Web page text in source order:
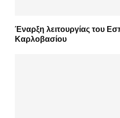
Έναρξη λειτουργίας του
Καρλοβασίου